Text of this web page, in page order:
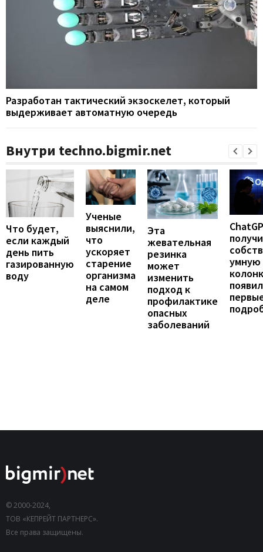
Разработан тактический экзоскелет, который
выдерживает автоматную очередь
Внутри techno.bigmir.net
Что будет,
если каждый
день пить
газированную
воду
Ученые
выяснили,
что
ускоряет
старение
организма
на самом
деле
Эта
жевательная
резинка
может
изменить
подход к
профилактике
опасных
заболеваний
умную
© 2000-2024,
ТОВ «КЕПРЕЙТ ПАРТНЕРС».
Все права защищены.